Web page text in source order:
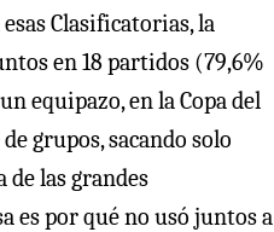
Clasificatorias, la
en 18 partidos (79,6%
equipazo, en la Copa del
grupos, sacando solo
las grandes
es por qué no usó juntos a